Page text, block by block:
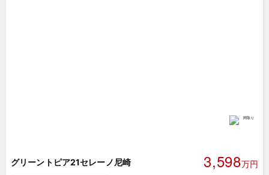
グリーントピア21セレーノ尼崎 3,598万円